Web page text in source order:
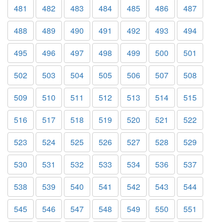
481 482 483 484 485 486
487
488
489 490 491 492 493
494
495
496 497 498 499 500
501
502
503 504 505 506 507
508
509
510 511 512 513 514
515
516
517 518 519 520 521
522
523
524 525 526 527 528
529
530
531 532 533 534 536
537
538
539 540 541 542 543
544
545
546 547 548 549 550 551